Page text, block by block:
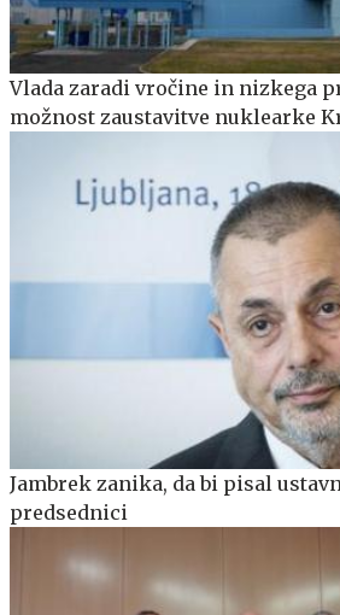
Vlada zaradi vročine in nizkega
možnost zaustavitve nuklearke
Jambrek zanika, da bi pisal
predsednici